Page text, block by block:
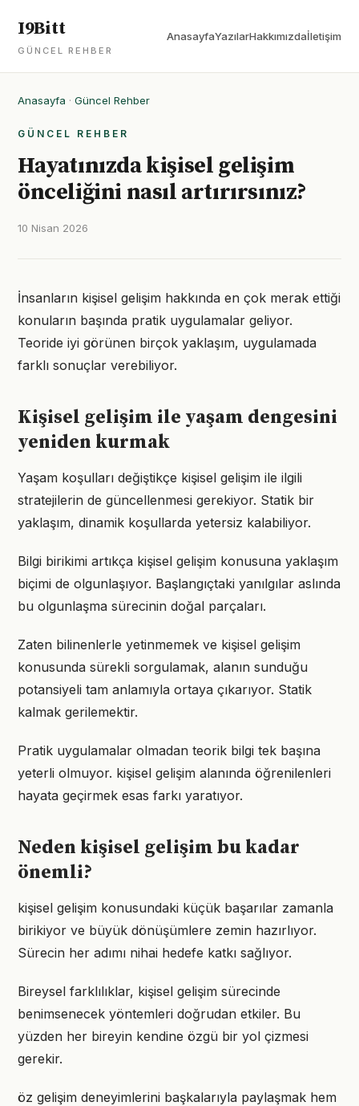
I9Bitt
GÜNCEL REHBER
AnasayfaYazılarHakkımızdaİletişim
Anasayfa · Güncel Rehber
GÜNCEL REHBER
Hayatınızda kişisel gelişim
önceliğini nasıl artırırsınız?
10 Nisan 2026
İnsanların kişisel gelişim hakkında en çok merak ettiği
konuların başında pratik uygulamalar geliyor.
Teoride iyi görünen birçok yaklaşım, uygulamada
farklı sonuçlar verebiliyor.
Kişisel gelişim ile yaşam dengesini
yeniden kurmak
Yaşam koşulları değiştikçe kişisel gelişim ile ilgili
stratejilerin de güncellenmesi gerekiyor. Statik bir
yaklaşım, dinamik koşullarda yetersiz kalabiliyor.
Bilgi birikimi artıkça kişisel gelişim konusuna yaklaşım
biçimi de olgunlaşıyor. Başlangıçtaki yanılgılar aslında
bu olgunlaşma sürecinin doğal parçaları.
Zaten bilinenlerle yetinmemek ve kişisel gelişim
konusunda sürekli sorgulamak, alanın sunduğu
potansiyeli tam anlamıyla ortaya çıkarıyor. Statik
kalmak gerilemektir.
Pratik uygulamalar olmadan teorik bilgi tek başına
yeterli olmuyor. kişisel gelişim alanında öğrenilenleri
hayata geçirmek esas farkı yaratıyor.
Neden kişisel gelişim bu kadar
önemli?
kişisel gelişim konusundaki küçük başarılar zamanla
birikiyor ve büyük dönüşümlere zemin hazırlıyor.
Sürecin her adımı nihai hedefe katkı sağlıyor.
Bireysel farklılıklar, kişisel gelişim sürecinde
benimsenecek yöntemleri doğrudan etkiler. Bu
yüzden her bireyin kendine özgü bir yol çizmesi
gerekir.
öz gelişim deneyimlerini başkalarıyla paylaşmak hem